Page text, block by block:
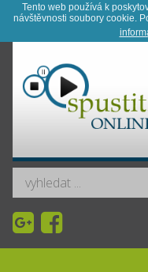
Tento web používá k
návštěvnosti soubory cookie.